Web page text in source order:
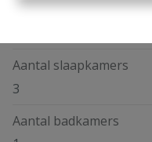
Omgeving
Aantal slaapkamers
3
Aantal badkamers